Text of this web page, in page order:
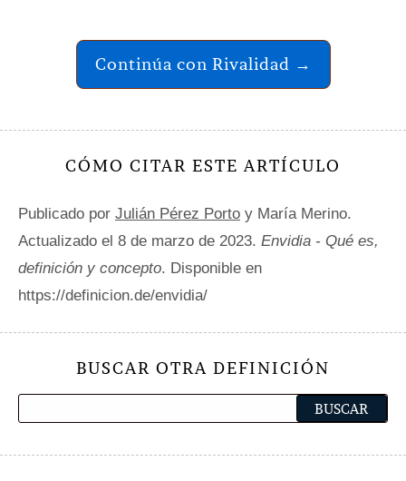
Continúa con Rivalidad →
CÓMO CITAR ESTE ARTÍCULO
Publicado por Julián Pérez Porto y María Merino.
Actualizado el 8 de marzo de 2023. Envidia - Qué es,
definición y concepto. Disponible en
https://definicion.de/envidia/
BUSCAR OTRA DEFINICIÓN